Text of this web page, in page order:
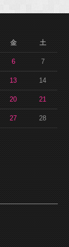
金 土
6 7
13 14
20 21
27 28